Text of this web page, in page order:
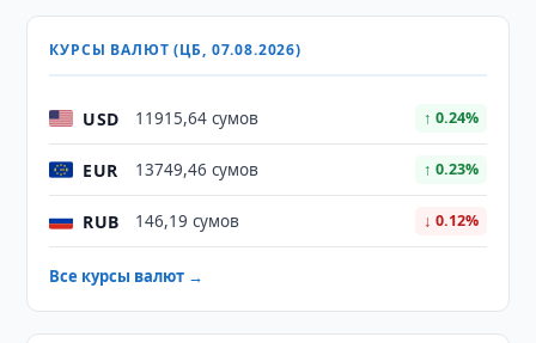
КУРСЫ ВАЛЮТ (ЦБ, 07.08.2026)
USD 11915,64 сумов ↑ 0.24%
EUR 13749,46 сумов ↑ 0.23%
RUB 146,19 сумов ↓ 0.12%
Все курсы валют →